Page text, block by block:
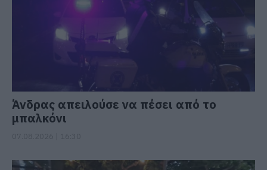
Άνδρας απειλούσε να πέσει από το
μπαλκόνι